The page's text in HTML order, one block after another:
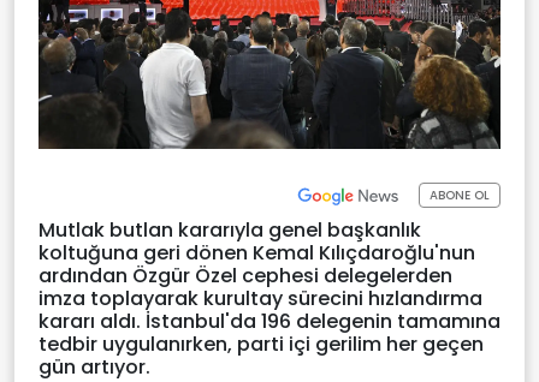
ABONE OL
Mutlak butlan kararıyla genel başkanlık
koltuğuna geri dönen Kemal Kılıçdaroğlu'nun
ardından Özgür Özel cephesi delegelerden
imza toplayarak kurultay sürecini hızlandırma
kararı aldı. İstanbul'da 196 delegenin tamamına
tedbir uygulanırken, parti içi gerilim her geçen
gün artıyor.